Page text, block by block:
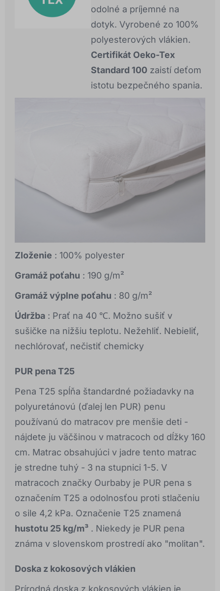
odolné a príjemné na
dotyk. Vyrobené zo 100%
polyesterových vlákien.
Certifikát Oeko-Tex
Standard 100 zaistí deťom
istotu bezpečného spania.
Zloženie : 100% polyester
Gramáž poťahu : 190 g/m²
Gramáž výplne poťahu : 80 g/m²
Údržba : Prať na 40 ℃. Možno sušiť v
sušičke na nižšiu teplotu. Nežehliť. Nebieliť,
nechlórovať, nečistiť chemicky
PUR pena T25
Pena T25 spĺňa štandardné požiadavky na
polyuretánovú (ďalej len PUR) penu
používanú do matracov pre menšie deti -
nájdete ju väčšinou v matracoch od dĺžky 160
cm. Matrac obsahujúci v jadre tento matrac
je stredne tuhý - 3 na stupnici 1-5. V
matracoch značky Ourbaby je PUR pena s
označením T25 a odolnosťou proti stlačeniu
o sile 4,2 kPa. Označenie T25 znamená
hustotu 25 kg/m³ . Niekedy je PUR pena
známa v slovenskom prostredí ako "molitan".
Doska z kokosových vlákien
Prírodná doska z kokosových vlákien je